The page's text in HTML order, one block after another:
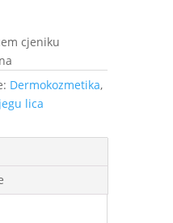
cjeniku
Dermokozmetika,
lica